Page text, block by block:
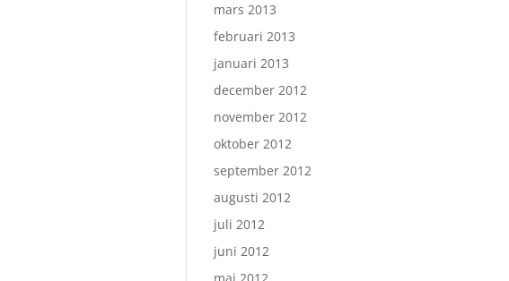
mars 2013
februari 2013
januari 2013
december 2012
november 2012
oktober 2012
september 2012
augusti 2012
juli 2012
juni 2012